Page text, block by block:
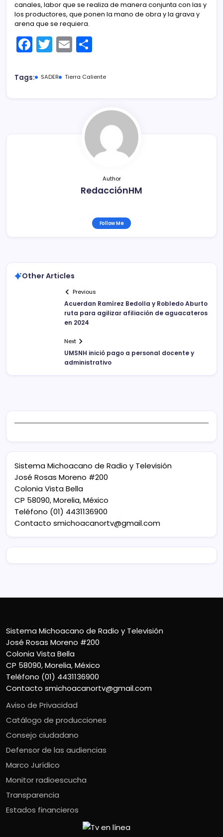
canales, labor que se realiza de manera conjunta con las y
los productores, que ponen la mano de obra y la grava y
arena que se requiera.
F
a
c
T
w
itt
E
m
ai m
ar
tir
Tags: SADER Tierra Caliente
Author
RedacciónHM
Follow Me
Other Articles
Previous
Acuerdan Ramírez Bedolla y Robledo Aburto
ruta para agilizar afiliación de aguacateros
en 2024
Next
UMSNH inició pago a personal docente y
administrativo
Sistema Michoacano de Radio y Televisión
José Rosas Moreno #200
Colonia Vista Bella
CP 58090, Morelia, México
Teléfono (01) 4431136900
Contacto smichoacanortv@gmail.com
Sistema Michoacano de Radio y Televisión
José Rosas Moreno #200
Colonia Vista Bella
CP 58090, Morelia, México
Teléfono (01) 4431136900
Contacto smichoacanortv@gmail.com
Aviso de Privacidad
Catálogo de producciones
Consejo ciudadano
Defensor de las audiencias
Marco Jurídico
Monitor radioescucha
Transparencia
Estados financieros